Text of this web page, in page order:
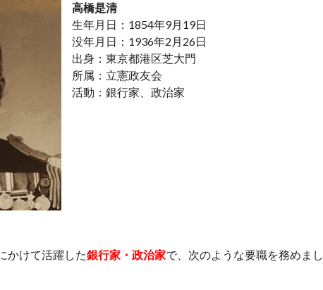
高橋是清
生年月日：1854年9月19日
没年月日：1936年2月26日
出身：東京都港区芝大門
所属：立憲政友会
活動：銀行家、政治家
かけて活躍した銀行家・政治家で、次のような要職を務めまし